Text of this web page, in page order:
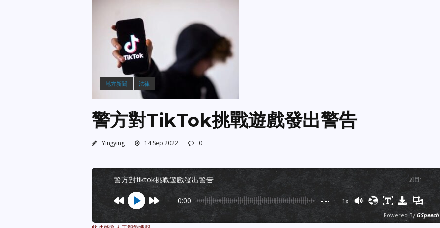
地方新聞 法律
警方對TikTok挑戰遊戲發出警告
Yingying 14 Sep 2022 0
警方對tiktok挑戰遊戲發出警告 剧目 :-
0:00 -:-- 1x
Powered By GSpeech